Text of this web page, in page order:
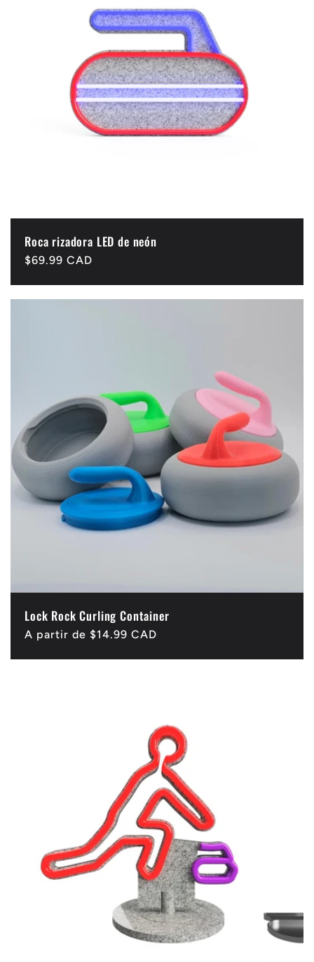
Roca rizadora LED de neón
Precio
$69.99 CAD
Lock Rock Curling Container
Precio
A partir de $14.99 CAD